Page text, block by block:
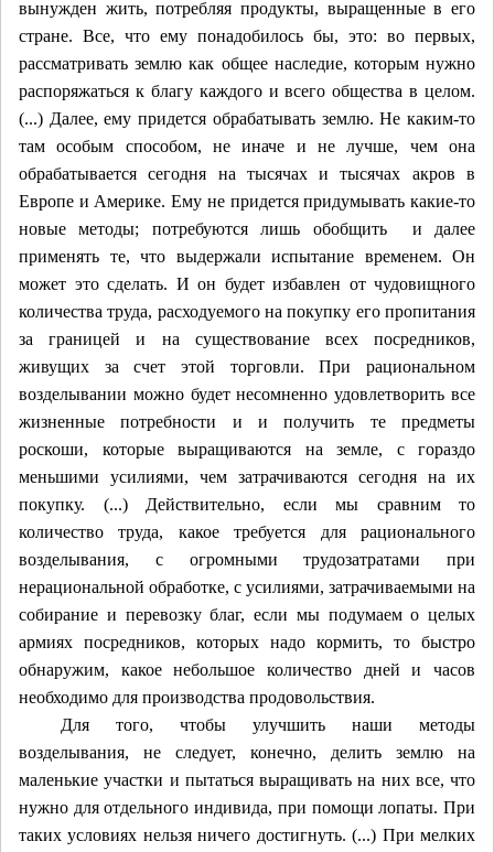
вынужден жить, потребляя продукты, выращенные в его
стране. Все, что ему понадобилось бы, это: во первых,
рассматривать землю как общее наследие, которым нужно
распоряжаться к благу каждого и всего общества в целом.
(...) Далее, ему придется обрабатывать землю. Не каким-то
там особым способом, не иначе и не лучше, чем она
обрабатывается сегодня на тысячах и тысячах акров в
Европе и Америке. Ему не придется придумывать какие-то
новые методы; потребуются лишь обобщить и далее
применять те, что выдержали испытание временем. Он
может это сделать. И он будет избавлен от чудовищного
количества труда, расходуемого на покупку его пропитания
за границей и на существование всех посредников,
живущих за счет этой торговли. При рациональном
возделывании можно будет несомненно удовлетворить все
жизненные потребности и и получить те предметы
роскоши, которые выращиваются на земле, с гораздо
меньшими усилиями, чем затрачиваются сегодня на их
покупку. (...) Действительно, если мы сравним то
количество труда, какое требуется для рационального
возделывания, с огромными трудозатратами при
нерациональной обработке, с усилиями, затрачиваемыми на
собирание и перевозку благ, если мы подумаем о целых
армиях посредников, которых надо кормить, то быстро
обнаружим, какое небольшое количество дней и часов
необходимо для производства продовольствия.
Для того, чтобы улучшить наши методы
возделывания, не следует, конечно, делить землю на
маленькие участки и пытаться выращивать на них все, что
нужно для отдельного индивида, при помощи лопаты. При
таких условиях нельзя ничего достигнуть. (...) При мелких